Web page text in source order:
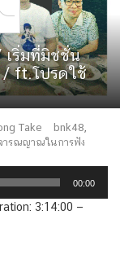
เริ่มที่มิชชั่น
ft.โปรดใช้
Take bnk48,
ารณญาณในการฟัง
00:00
3:14:00 —